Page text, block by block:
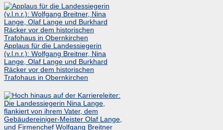
Applaus für die Landessiegerin
(v.l.n.r.): Wolfgang Breitner, Nina
Lange, Olaf Lange und Burkhard
Räcker vor dem historischen
Trafohaus in Obernkirchen